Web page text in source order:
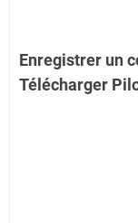
Enregistrer un
Télécharger